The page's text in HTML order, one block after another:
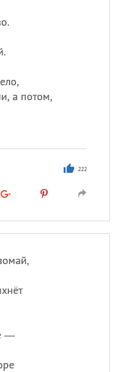
а потом,
222
—
празднуют именины
значениеи